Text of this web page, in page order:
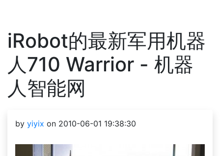
iRobot的最新军用机器
人710 Warrior - 机器
人智能网
by yiyix on 2010-06-01 19:38:30